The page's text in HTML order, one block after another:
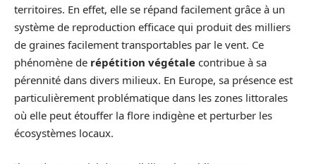
territoires. En effet, elle se répand facilement grâce à un
système de reproduction efficace qui produit des milliers
de graines facilement transportables par le vent. Ce
phénomène de répétition végétale contribue à sa
pérennité dans divers milieux. En Europe, sa présence est
particulièrement problématique dans les zones littorales
où elle peut étouffer la flore indigène et perturber les
écosystèmes locaux.